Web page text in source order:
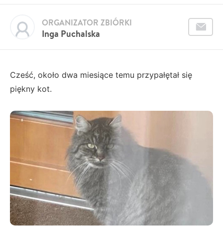
Inga Puchalska
ORGANIZATOR ZBIÓRKI
Cześć, około dwa miesiące temu przypałętał się
piękny kot.